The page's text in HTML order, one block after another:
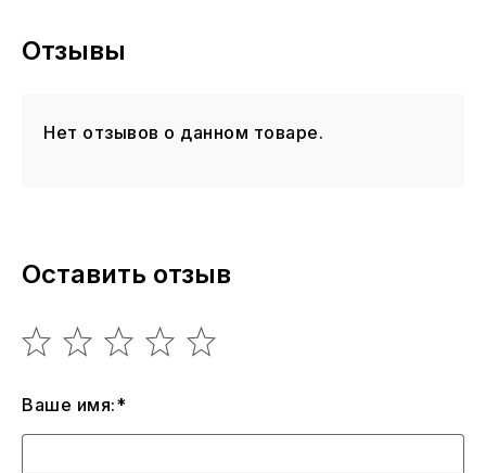
Отзывы
Нет отзывов о данном товаре.
Оставить отзыв
Ваше имя:*